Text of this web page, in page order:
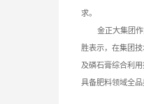
求。
金正大集团
胜表示，在集团
及磷石膏综合利
具备肥料领域全品